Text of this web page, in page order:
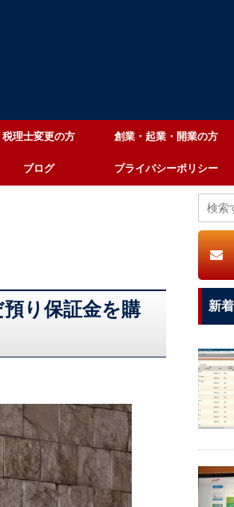
税理士変更の方 創業・起業・開業の方
ブログ プライバシーポリシー
り保証金を購
新